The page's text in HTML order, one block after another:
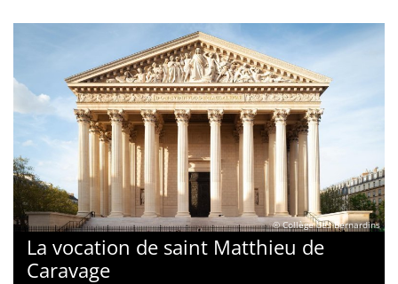
© Collège des Bernardins
La vocation de saint Matthieu de
Caravage